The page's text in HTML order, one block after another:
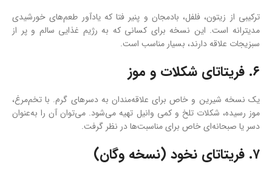
ترکیبی از زیتون، فلفل، بادمجان و پنیر فتا که یادآور طعم‌های خورشیدی
مدیترانه است. این نسخه برای کسانی که به رژیم غذایی سالم و پر از
سبزیجات علاقه دارند، بسیار مناسب است.
۶. فریتاتای شکلات و موز
یک نسخه شیرین و خاص برای علاقه‌مندان به دسرهای گرم. با تخم‌مرغ،
موز رسیده، شکلات تلخ و کمی وانیل تهیه می‌شود. می‌توان آن را به‌عنوان
دسر یا صبحانه‌ای خاص برای مناسبت‌ها در نظر گرفت.
۷. فریتاتای نخود (نسخه وگان)